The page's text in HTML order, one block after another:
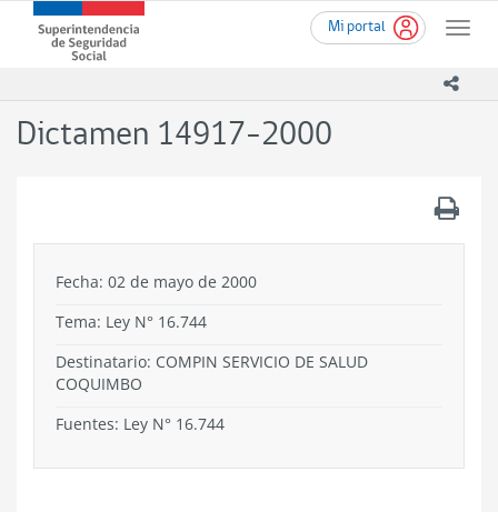
contenido
Mi portal
Toggle
Superintendencia
de
-
Dictamen 14917-2000
Fecha: 02 de mayo de 2000
Tema: Ley N° 16.744
Destinatario: COMPIN SERVICIO DE SALUD
COQUIMBO
Fuentes: Ley N° 16.744